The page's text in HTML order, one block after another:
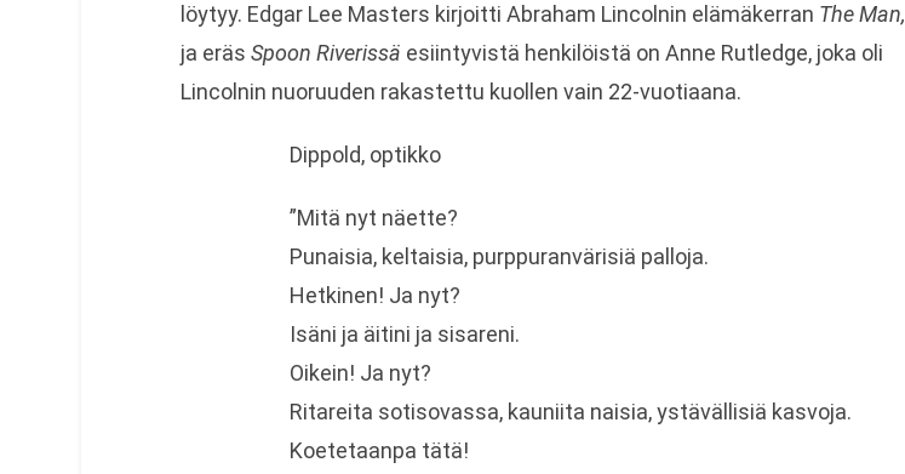
löytyy. Edgar Lee Masters kirjoitti Abraham Lincolnin elämäkerran The Man,
ja eräs Spoon Riverissä esiintyvistä henkilöistä on Anne Rutledge, joka oli
Lincolnin nuoruuden rakastettu kuollen vain 22-vuotiaana.
Dippold, optikko
”Mitä nyt näette?
Punaisia, keltaisia, purppuranvärisiä palloja.
Hetkinen! Ja nyt?
Isäni ja äitini ja sisareni.
Oikein! Ja nyt?
Ritareita sotisovassa, kauniita naisia, ystävällisiä kasvoja.
Koetetaanpa tätä!